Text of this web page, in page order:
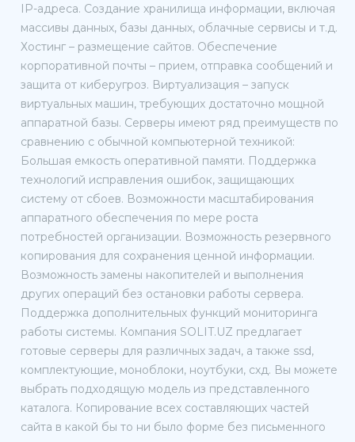
IP-адреса. Создание хранилища информации, включая
массивы данных, базы данных, облачные сервисы и т.д.
Хостинг – размещение сайтов. Обеспечение
корпоративной почты – прием, отправка сообщений и
защита от киберугроз. Виртуализация – запуск
виртуальных машин, требующих достаточно мощной
аппаратной базы. Серверы имеют ряд преимуществ по
сравнению с обычной компьютерной техникой:
Большая емкость оперативной памяти. Поддержка
технологий исправления ошибок, защищающих
систему от сбоев. Возможности масштабирования
аппаратного обеспечения по мере роста
потребностей организации. Возможность резервного
копирования для сохранения ценной информации.
Возможность замены накопителей и выполнения
других операций без остановки работы сервера.
Поддержка дополнительных функций мониторинга
работы системы. Компания SOLIT.UZ предлагает
готовые серверы для различных задач, а также ssd,
комплектующие, моноблоки, ноутбуки, схд. Вы можете
выбрать подходящую модель из представленного
каталога. Копирование всех составляющих частей
сайта в какой бы то ни было форме без письменного